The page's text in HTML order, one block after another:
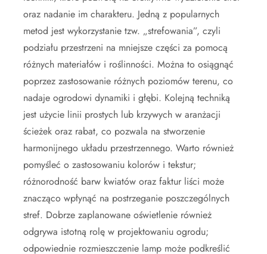
oraz nadanie im charakteru. Jedną z popularnych
metod jest wykorzystanie tzw. „strefowania”, czyli
podziału przestrzeni na mniejsze części za pomocą
różnych materiałów i roślinności. Można to osiągnąć
poprzez zastosowanie różnych poziomów terenu, co
nadaje ogrodowi dynamiki i głębi. Kolejną techniką
jest użycie linii prostych lub krzywych w aranżacji
ścieżek oraz rabat, co pozwala na stworzenie
harmonijnego układu przestrzennego. Warto również
pomyśleć o zastosowaniu kolorów i tekstur;
różnorodność barw kwiatów oraz faktur liści może
znacząco wpłynąć na postrzeganie poszczególnych
stref. Dobrze zaplanowane oświetlenie również
odgrywa istotną rolę w projektowaniu ogrodu;
odpowiednie rozmieszczenie lamp może podkreślić